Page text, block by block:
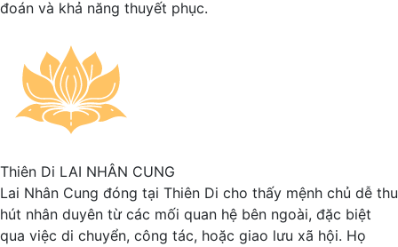
đoán và khả năng thuyết phục.
Thiên Di LAI NHÂN CUNG
Lai Nhân Cung đóng tại Thiên Di cho thấy mệnh chủ dễ thu
hút nhân duyên từ các mối quan hệ bên ngoài, đặc biệt
qua việc di chuyển, công tác, hoặc giao lưu xã hội. Họ